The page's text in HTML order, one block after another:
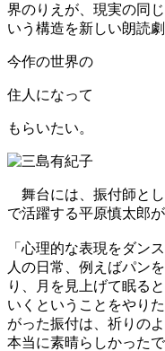
界のりえが、現実の同
いう構造を新しい朗読
今作の世界の
住人になって
もらいたい。
舞台には、振付師と
で活躍する平原慎太郎が
「心理的な表現をダン
人の日常、例えばパン
り、月を見上げて眠る
いくということをやり
がった振付は、祈りの
本当に素晴らしかったで